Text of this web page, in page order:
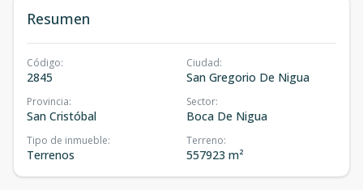
Resumen
Código:
2845
Ciudad:
San Gregorio De Nigua
Provincia:
San Cristóbal
Sector:
Boca De Nigua
Tipo de inmueble:
Terrenos
Terreno:
557923 m²